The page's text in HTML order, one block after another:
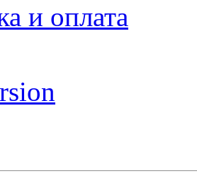
и оплата